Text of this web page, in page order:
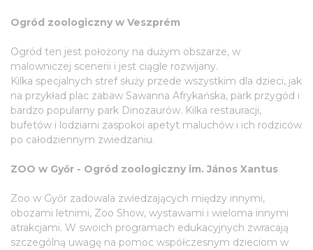
Ogród zoologiczny w Veszprém
Ogród ten jest położony na dużym obszarze, w
malowniczej scenerii i jest ciągle rozwijany.
Kilka specjalnych stref służy przede wszystkim dla dzieci, jak
na przykład plac zabaw Sawanna Afrykańska, park przygód i
bardzo popularny park Dinozaurów. Kilka restauracji,
bufetów i lodziarni zaspokoi apetyt maluchów i ich rodziców
po całodziennym zwiedzaniu.
ZOO w Győr - Ogród zoologiczny im. János Xantus
Zoo w Győr zadowala zwiedzających między innymi,
obozami letnimi, Zoo Show, wystawami i wieloma innymi
atrakcjami. W swoich programach edukacyjnych zwracają
szczególną uwagę na pomoc współczesnym dzieciom w